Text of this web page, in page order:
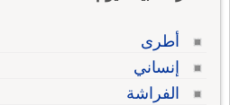
أطرى
إنساني
الفراشة